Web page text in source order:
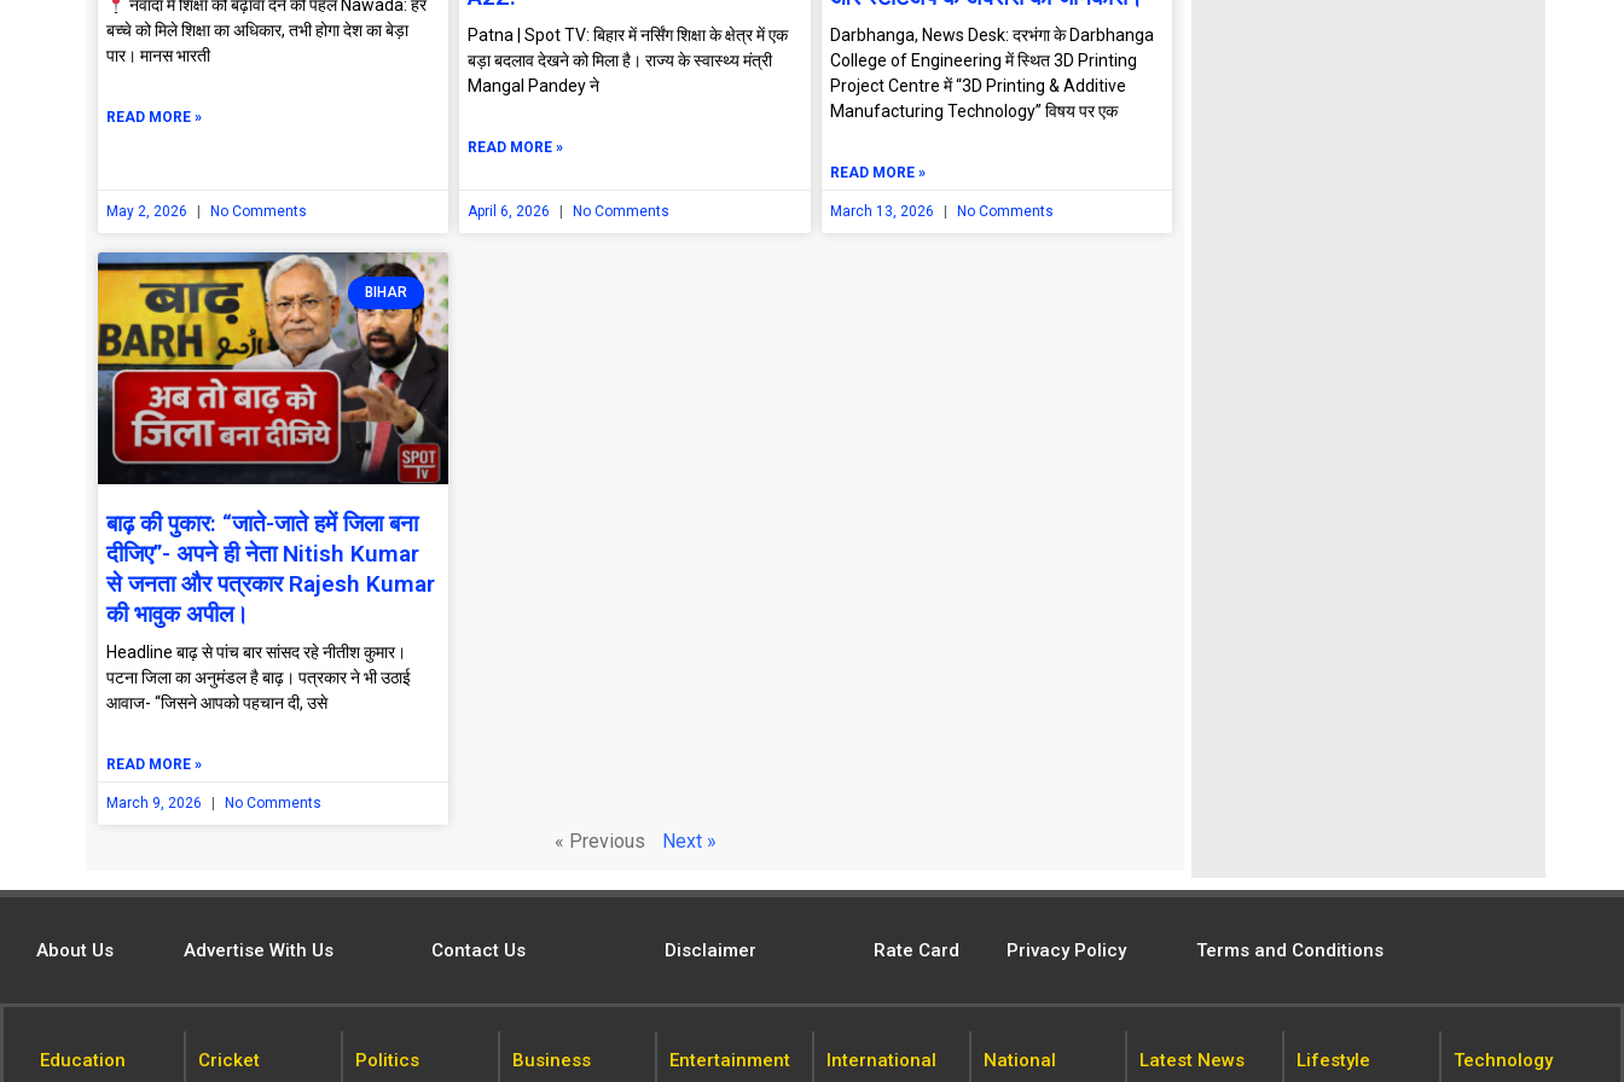
नवादा में शिक्षा को बढ़ावा देने की पहल Nawada: हर
बच्चे को मिले शिक्षा का अधिकार, तभी होगा देश का बेड़ा
पार। मानस भारती
READ MORE »
May 2, 2026 No Comments
Patna | Spot TV: बिहार में नर्सिंग शिक्षा के क्षेत्र में एक
बड़ा बदलाव देखने को मिला है। राज्य के स्वास्थ्य मंत्री
Mangal Pandey ने
READ MORE »
April 6, 2026 No Comments
Darbhanga, News Desk: दरभंगा के Darbhanga
College of Engineering में स्थित 3D Printing
Project Centre में “3D Printing & Additive
Manufacturing Technology” विषय पर एक
READ MORE »
March 13, 2026 No Comments
BIHAR
बाढ़ की पुकार: “जाते-जाते हमें जिला बना
दीजिए”- अपने ही नेता Nitish Kumar
से जनता और पत्रकार Rajesh Kumar
की भावुक अपील।
Headline बाढ़ से पांच बार सांसद रहे नीतीश कुमार।
पटना जिला का अनुमंडल है बाढ़। पत्रकार ने भी उठाई
आवाज- “जिसने आपको पहचान दी, उसे
READ MORE »
March 9, 2026 No Comments
« Previous Next »
About Us Advertise With Us Contact Us Disclaimer Rate Card Privacy Policy Terms and Conditions
Education Cricket Politics Business Entertainment International National Latest News Lifestyle Technology